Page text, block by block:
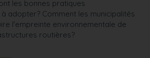
les bonnes pratiques
adopter? Comment les municipalités
l'empreinte environnementale de
routières?